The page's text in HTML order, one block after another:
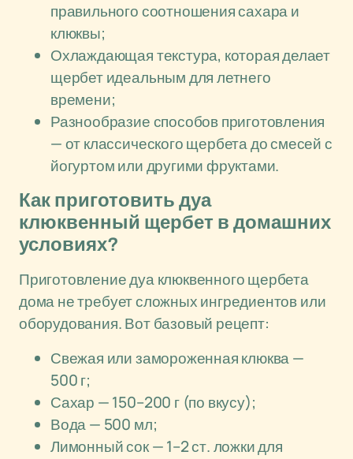
правильного соотношения сахара и
клюквы;
Охлаждающая текстура, которая делает
щербет идеальным для летнего
времени;
Разнообразие способов приготовления
— от классического щербета до смесей с
йогуртом или другими фруктами.
Как приготовить дуа
клюквенный щербет в домашних
условиях?
Приготовление дуа клюквенного щербета
дома не требует сложных ингредиентов или
оборудования. Вот базовый рецепт:
Свежая или замороженная клюква —
500 г;
Сахар — 150–200 г (по вкусу);
Вода — 500 мл;
Лимонный сок — 1–2 ст. ложки для